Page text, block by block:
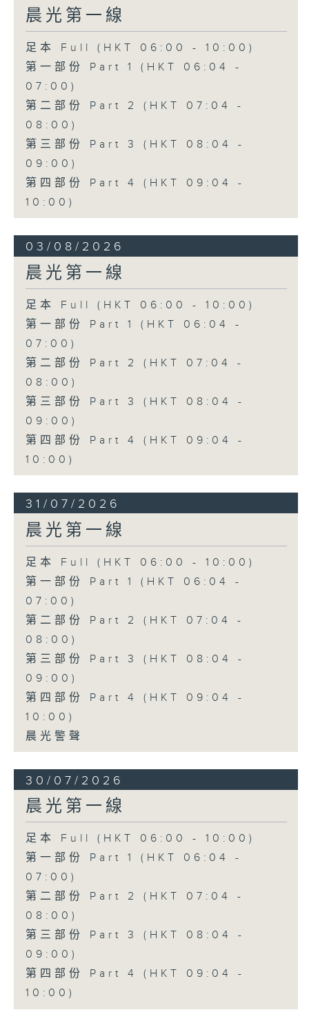
晨光第一線
足本 Full (HKT 06:00 - 10:00)
第一部份 Part 1 (HKT 06:04 -
07:00)
第二部份 Part 2 (HKT 07:04 -
08:00)
第三部份 Part 3 (HKT 08:04 -
09:00)
第四部份 Part 4 (HKT 09:04 -
10:00)
03/08/2026
晨光第一線
足本 Full (HKT 06:00 - 10:00)
第一部份 Part 1 (HKT 06:04 -
07:00)
第二部份 Part 2 (HKT 07:04 -
08:00)
第三部份 Part 3 (HKT 08:04 -
09:00)
第四部份 Part 4 (HKT 09:04 -
10:00)
31/07/2026
晨光第一線
足本 Full (HKT 06:00 - 10:00)
第一部份 Part 1 (HKT 06:04 -
07:00)
第二部份 Part 2 (HKT 07:04 -
08:00)
第三部份 Part 3 (HKT 08:04 -
09:00)
第四部份 Part 4 (HKT 09:04 -
10:00)
晨光警聲
30/07/2026
晨光第一線
足本 Full (HKT 06:00 - 10:00)
第一部份 Part 1 (HKT 06:04 -
07:00)
第二部份 Part 2 (HKT 07:04 -
08:00)
第三部份 Part 3 (HKT 08:04 -
09:00)
第四部份 Part 4 (HKT 09:04 -
10:00)